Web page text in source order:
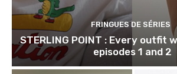
FRINGUES DE SÉRIES
STERLING POINT : Every outfit
episodes 1 and 2